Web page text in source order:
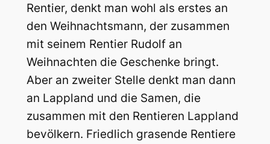
Rentier, denkt man wohl als erstes an
den Weihnachtsmann, der zusammen
mit seinem Rentier Rudolf an
Weihnachten die Geschenke bringt.
Aber an zweiter Stelle denkt man dann
an Lappland und die Samen, die
zusammen mit den Rentieren Lappland
bevölkern. Friedlich grasende Rentiere